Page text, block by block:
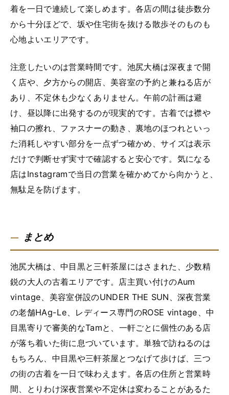
着を一日で連続して楽しめます。各店の間は徒歩数分
から十分ほどで、坂や住宅街を抜ける散歩そのものも
心地よいエリアです。
注意したいのは営業時間です。池尻大橋は深夜まで開
く店や、夕方からの開店、美容室の予約と兼ねる店が
あり、不定休も少なくありません。午前の計画は避
け、昼以降に出発するのが現実的です。古着では襟や
袖口の擦れ、ファスナーの動き、裏地のほつれといっ
た消耗しやすい部分を一点ずつ確かめ、サイズは表示
だけで判断せず実寸で確認すると安心です。気になる
店はInstagramで当日の営業を確かめてから向かうと、
無駄足を防げます。
まとめ
池尻大橋は、中目黒と三軒茶屋にはさまれた、少数精
鋭の大人の古着エリアです。店主買い付けのAum
vintage、美容室併設のUNDER THE SUN、深夜営業
の老舗HAg-Le、レディース専門のROSE vintage、中
目黒寄りで審美的なTamと、一軒ごとに個性のある店
が落ち着いた街に息づいています。単独で訪ねるのは
もちろん、中目黒や三軒茶屋とつなげて歩けば、三つ
の街の古着を一日で味わえます。各店の住所と営業時
間、とりわけ深夜営業や不定休は変わることがあるた